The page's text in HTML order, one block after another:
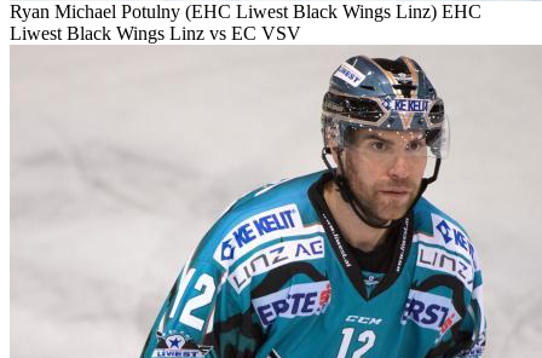
Ryan Michael Potulny (EHC Liwest Black Wings Linz) EHC
Liwest Black Wings Linz vs EC VSV